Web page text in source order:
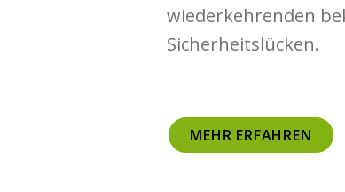
wiederkehrenden
Sicherheitslücken.
MEHR ERFAHREN